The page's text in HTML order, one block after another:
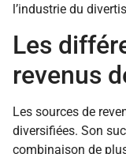
l’industrie du
Les
revenus
Les sources de
diversifiées. Son
combinaison de